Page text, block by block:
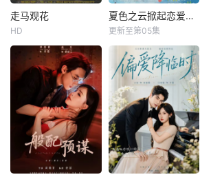
走马观花
HD
夏色之云掀起恋爱与风暴
更新至第05集